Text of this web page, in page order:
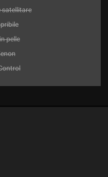
satellitare
pelle